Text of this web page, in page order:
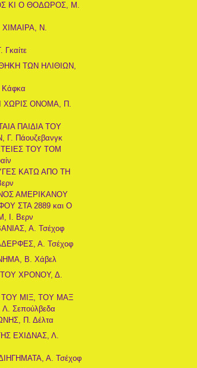
ΚΙ Ο ΘΟΔΩΡΟΣ, Μ.
Ν.
ΤΩΝ ΗΛΙΘΙΩΝ,
ΧΩΡΙΣ ΟΝΟΜΑ, Π.
ΠΑΙΔΙΑ ΤΟΥ
Πάουζεβανγκ
ΤΟΥ ΤΟΜ
ΚΑΤΩ ΑΠΟ ΤΗ
ΑΜΕΡΙΚΑΝΟΥ
ΣΤΑ 2889 και Ο
Ι. Βερν
Α. Τσέχοφ
Α. Τσέχοφ
Β. Χάβελ
ΤΟΥ ΧΡΟΝΟΥ, Δ.
ΤΟΥ ΜΙΞ, ΤΟΥ ΜΑΞ
Σεπούλβεδα
Π. Δέλτα
ΕΧΙΔΝΑΣ, Λ.
Α. Τσέχοφ